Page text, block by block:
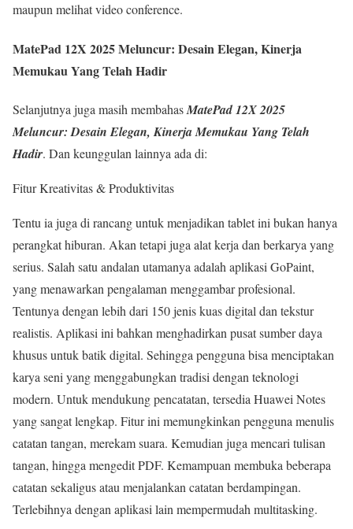
maupun melihat video conference.
MatePad 12X 2025 Meluncur: Desain Elegan, Kinerja
Memukau Yang Telah Hadir
Selanjutnya juga masih membahasMatePad 12X 2025
Meluncur: Desain Elegan, Kinerja Memukau Yang Telah
Hadir. Dan keunggulan lainnya ada di:
Fitur Kreativitas & Produktivitas
Tentu ia juga di rancang untuk menjadikan tablet ini bukan hanya
perangkat hiburan. Akan tetapi juga alat kerja dan berkarya yang
serius. Salah satu andalan utamanya adalah aplikasi GoPaint,
yang menawarkan pengalaman menggambar profesional.
Tentunya dengan lebih dari 150 jenis kuas digital dan tekstur
realistis. Aplikasi ini bahkan menghadirkan pusat sumber daya
khusus untuk batik digital. Sehingga pengguna bisa menciptakan
karya seni yang menggabungkan tradisi dengan teknologi
modern. Untuk mendukung pencatatan, tersedia Huawei Notes
yang sangat lengkap. Fitur ini memungkinkan pengguna menulis
catatan tangan, merekam suara. Kemudian juga mencari tulisan
tangan, hingga mengedit PDF. Kemampuan membuka beberapa
catatan sekaligus atau menjalankan catatan berdampingan.
Terlebihnya dengan aplikasi lain mempermudah multitasking.